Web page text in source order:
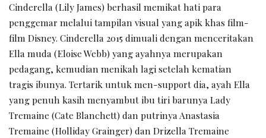
Cinderella (Lily James) berhasil memikat hati para
penggemar melalui tampilan visual yang apik khas film-
film Disney. Cinderella 2015 dimuali dengan menceritakan
Ella muda (Eloise Webb) yang ayahnya merupakan
pedagang, kemudian menikah lagi setelah kematian
tragis ibunya. Tertarik untuk men-support dia, ayah Ella
yang penuh kasih menyambut ibu tiri barunya Lady
Tremaine (Cate Blanchett) dan putrinya Anastasia
Tremaine (Holliday Grainger) dan Drizella Tremaine